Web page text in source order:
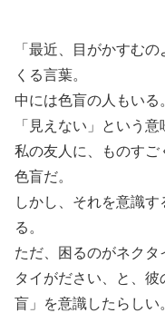
「最近、目がかすむ
くる言葉。
中には色盲の人もいる
「見えない」という意
私の友人に、ものす
色盲だ。
しかし、それを意識
る。
ただ、困るのがネクタ
タイがださい、と、
盲」を意識したらしい